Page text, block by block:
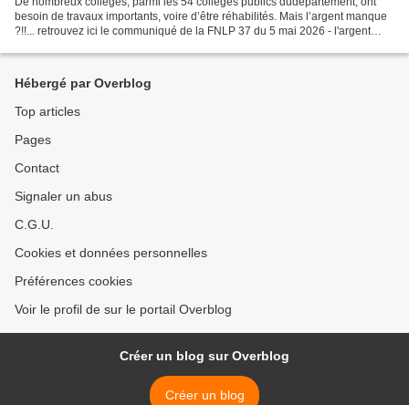
besoin de travaux importants, voire d’être réhabilités. Mais l’argent manque
?!!... retrouvez ici le communiqué de la FNLP 37 du 5 mai 2026 - l'argent
Hébergé par Overblog
Top articles
Pages
Contact
Signaler un abus
C.G.U.
Cookies et données personnelles
Préférences cookies
Voir le profil de sur le portail Overblog
Créer un blog sur Overblog
Créer un blog